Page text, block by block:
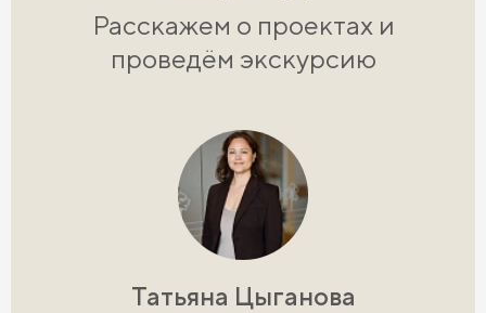
Расскажем о проектах и
проведём экскурсию
Татьяна Цыганова